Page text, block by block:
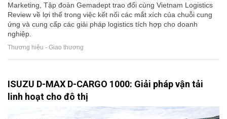
Marketing, Tập đoàn Gemadept trao đổi cùng Vietnam Logistics
Review về lợi thế trong việc kết nối các mắt xích của chuỗi cung
ứng và cung cấp các giải pháp logistics tích hợp cho doanh
nghiệp.
Thương hiệu - Giao thương
ISUZU D-MAX D-CARGO 1000: Giải pháp vận tải
linh hoạt cho đô thị